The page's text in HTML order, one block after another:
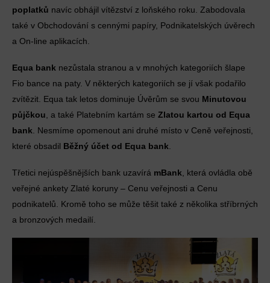
poplatků navíc obhájil vítězství z loňského roku. Zabodovala
také v Obchodování s cennými papíry, Podnikatelských úvěrech
a On-line aplikacích.
Equa bank nezůstala stranou a v mnohých kategoriích šlape
Fio bance na paty. V některých kategoriích se jí však podařilo
zvítězit. Equa tak letos dominuje Úvěrům se svou Minutovou
půjčkou , a také Platebním kartám se Zlatou kartou od Equa
bank . Nesmíme opomenout ani druhé místo v Ceně veřejnosti,
které obsadil Běžný účet od Equa bank
Třetici nejúspěšnějších bank uzavírá mBank , která ovládla obě
veřejné ankety Zlaté koruny – Cenu veřejnosti a Cenu
podnikatelů. Kromě toho se může těšit také z několika stříbrných
a bronzových medailí.